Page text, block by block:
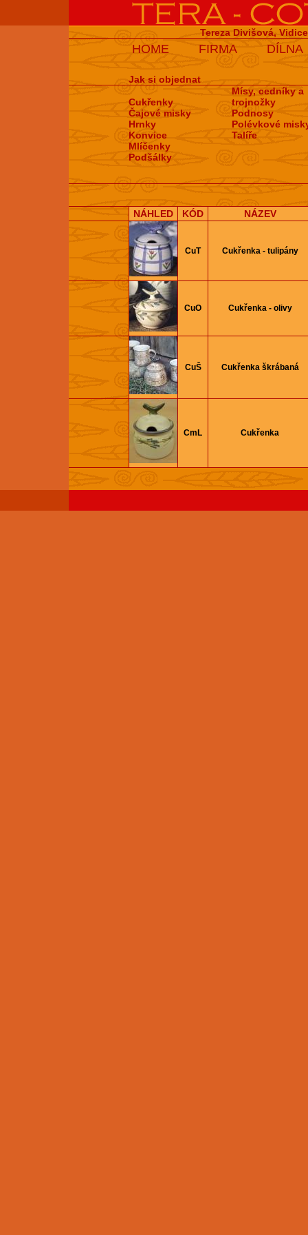
Tereza Divišová,
HOME FIRMA DÍLNA
Jak si objednat
Cukřenky
Čajové misky
Hrnky
Konvice
Mlíčenky
Podšálky
Mísy, cedníky a
trojnožky
Podnosy
Polévkové
Talíře
NÁHLED KÓD NÁZEV
CuT Cukřenka - tulipány
CuO Cukřenka - olivy
CuŠ Cukřenka škrábaná
CmL Cukřenka